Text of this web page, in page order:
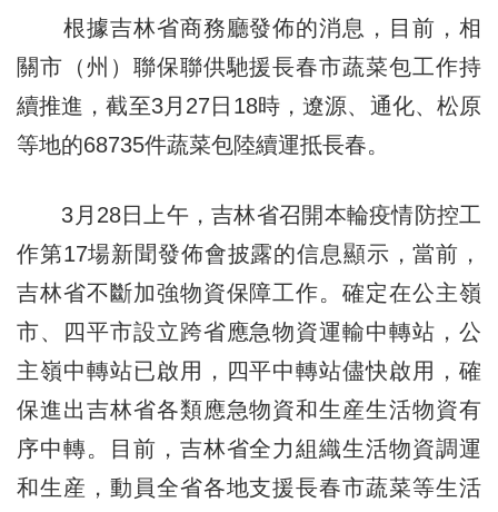
根據吉林省商務廳發佈的消息，目前，相
關市（州）聯保聯供馳援長春市蔬菜包工作持
續推進，截至3月27日18時，遼源、通化、松原
等地的68735件蔬菜包陸續運抵長春。
3月28日上午，吉林省召開本輪疫情防控工
作第17場新聞發佈會披露的信息顯示，當前，
吉林省不斷加強物資保障工作。確定在公主嶺
市、四平市設立跨省應急物資運輸中轉站，公
主嶺中轉站已啟用，四平中轉站儘快啟用，確
保進出吉林省各類應急物資和生産生活物資有
序中轉。目前，吉林省全力組織生活物資調運
和生産，動員全省各地支援長春市蔬菜等生活